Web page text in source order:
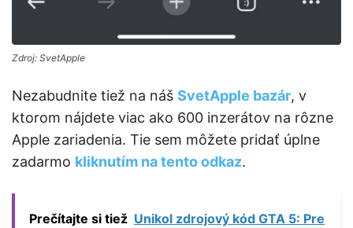
Zdroj: SvetApple
Nezabudnite tiež na náš SvetApple bazár, v
ktorom nájdete viac ako 600 inzerátov na rôzne
Apple zariadenia. Tie sem môžete pridať úplne
zadarmo kliknutím na tento odkaz.
Prečítajte si tiež Unikol zdrojový kód GTA 5: Pre